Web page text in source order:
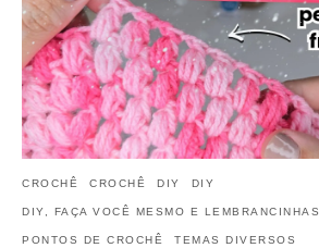
CROCHÊ CROCHÊ DIY DIY
DIY, FAÇA VOCÊ MESMO E LEMBRANCINHAS
PONTOS DE CROCHÊ TEMAS DIVERSOS